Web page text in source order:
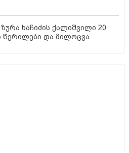
ხაჩიძის ქალიშვილი 20
წერილები და მილოცვა